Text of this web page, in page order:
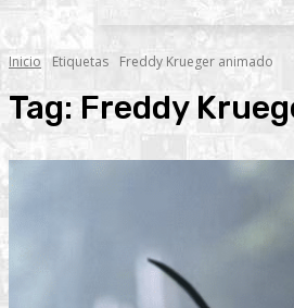
Inicio Etiquetas Freddy Krueger animado
Tag: Freddy